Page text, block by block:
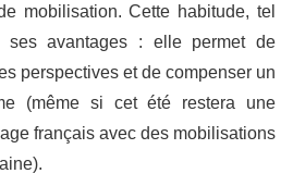
mobilisation. Cette habitude, tel
avantages : elle permet de
perspectives et de compenser un
(même si cet été restera une
français avec des mobilisations